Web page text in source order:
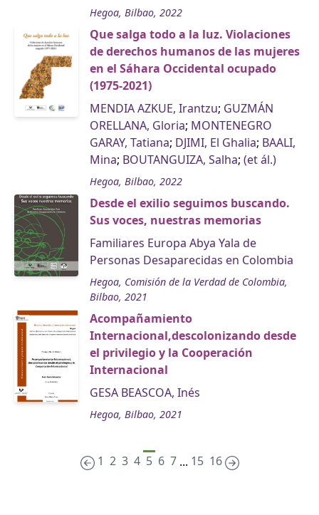
Hegoa, Bilbao, 2022
Que salga todo a la luz. Violaciones
de derechos humanos de las mujeres
en el Sáhara Occidental ocupado
(1975-2021)
MENDIA AZKUE, Irantzu; GUZMÁN
ORELLANA, Gloria; MONTENEGRO
GARAY, Tatiana; DJIMI, El Ghalia; BAALI,
Mina; BOUTANGUIZA, Salha; (et ál.)
Hegoa, Bilbao, 2022
Desde el exilio seguimos buscando.
Sus voces, nuestras memorias
Familiares Europa Abya Yala de
Personas Desaparecidas en Colombia
Hegoa, Comisión de la Verdad de Colombia,
Bilbao, 2021
Acompañamiento
Internacional,descolonizando desde
el privilegio y la Cooperación
Internacional
GESA BEASCOA, Inés
Hegoa, Bilbao, 2021
1 2 3 4 5 6 7 ... 15 16